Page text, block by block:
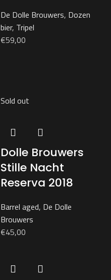
De Dolle Brouwers, Dozen
bier, Tripel
€59,00
Sold out
Dolle Brouwers
Stille Nacht
Reserva 2018
Barrel aged, De Dolle
Brouwers
€45,00